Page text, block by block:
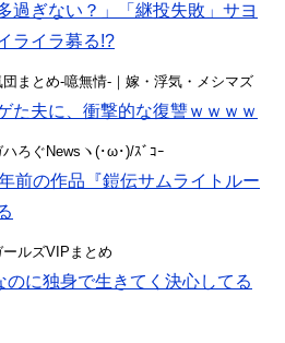
ぎない？」「継投失敗」サヨ
ライラ募る!?
まとめ-噫無情-｜嫁・浮気・メシマズ
た夫に、衝撃的な復讐ｗｗｗｗ
ろぐNewsヽ(･ω･)/ｽﾞｺｰ
前の作品『鎧伝サムライトルー
ルズVIPまとめ
のに独身で生きてく決心してる